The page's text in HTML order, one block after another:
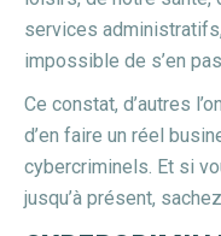
services
impossible de s’en
Ce constat, d’autres
d’en faire un réel
cybercriminels. Et si
jusqu’à présent,